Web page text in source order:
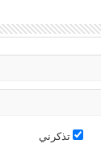
تذكرني